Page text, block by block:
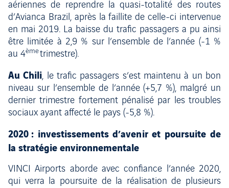
aériennes de reprendre la quasi-totalité des routes
d’Avianca Brazil, après la faillite de celle-ci intervenue
en mai 2019. La baisse du trafic passagers a pu ainsi
être limitée à 2,9 % sur l’ensemble de l’année (-1 %
au 4èmetrimestre).
Au Chili, le trafic passagers s’est maintenu à un bon
niveau sur l’ensemble de l’année (+5,7 %), malgré un
dernier trimestre fortement pénalisé par les troubles
sociaux ayant affecté le pays (-5,8 %).
2020 : investissements d’avenir et poursuite de
la stratégie environnementale
VINCI Airports aborde avec confiance l’année 2020,
qui verra la poursuite de la réalisation de plusieurs